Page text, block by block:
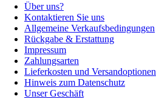
Über uns?
Kontaktieren Sie uns
Allgemeine Verkaufsbedingungen
Rückgabe & Erstattung
Impressum
Zahlungsarten
Lieferkosten und Versandoptionen
Hinweis zum Datenschutz
Unser Geschäft